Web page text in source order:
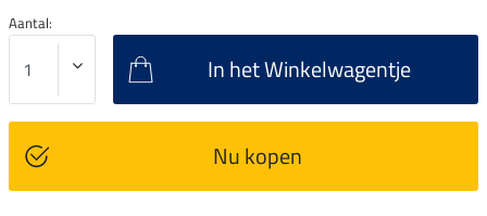
Aantal:
In het Winkelwagentje
Nu kopen